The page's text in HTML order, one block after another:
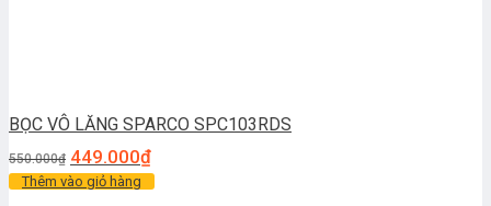
BỌC VÔ LĂNG SPARCO SPC103RDS
550.000₫ 449.000₫
Thêm vào giỏ hàng